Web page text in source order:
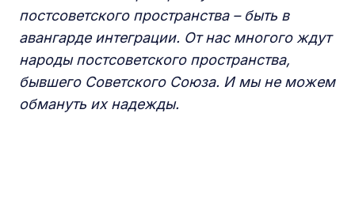
постсоветского пространства – быть в
авангарде интеграции. От нас многого ждут
народы постсоветского пространства,
бывшего Советского Союза. И мы не можем
обмануть их надежды.